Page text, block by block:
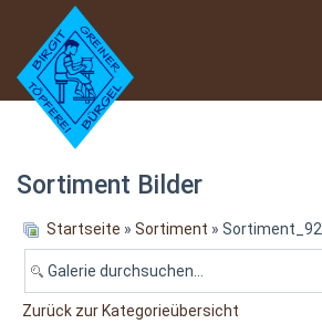
Sortiment Bilder
Startseite » Sortiment » Sortiment_92
Zurück zur Kategorieübersicht